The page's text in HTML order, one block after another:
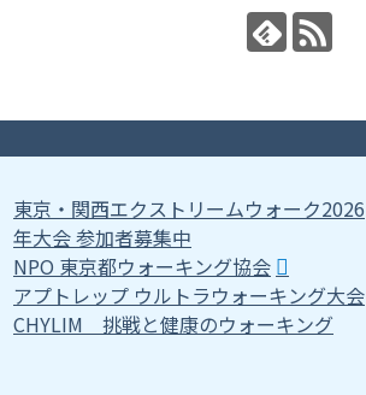
東京・関西エクストリームウォーク2026
年大会 参加者募集中
NPO 東京都ウォーキング協会
アプトレップ ウルトラウォーキング大会
CHYLIM 挑戦と健康のウォーキング